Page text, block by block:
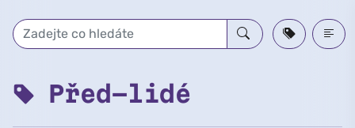
Před-lidé